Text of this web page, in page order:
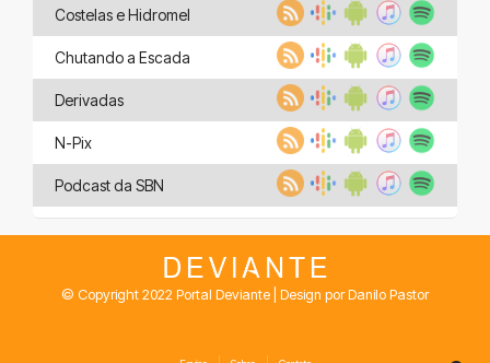
Costelas e Hidromel
Chutando a Escada
Derivadas
N-Pix
Podcast da SBN
© Copyright 2022 Portal Deviante | Design por Danilo Pastor